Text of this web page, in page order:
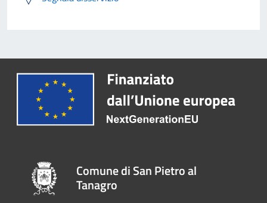
Comune di San Pietro al
Tanagro